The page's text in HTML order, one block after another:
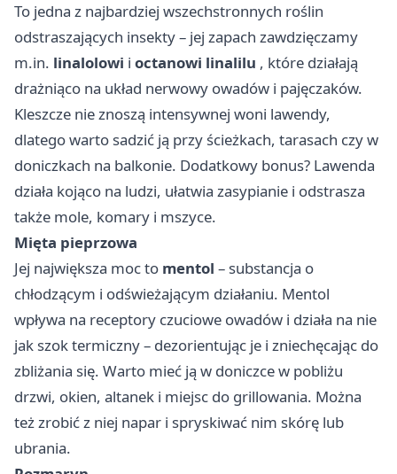
To jedna z najbardziej wszechstronnych roślin
odstraszających insekty – jej zapach zawdzięczamy
m.in. linalolowi i octanowi linalilu , które działają
drażniąco na układ nerwowy owadów i pajęczaków.
Kleszcze nie znoszą intensywnej woni lawendy,
dlatego warto sadzić ją przy ścieżkach, tarasach czy w
doniczkach na balkonie. Dodatkowy bonus? Lawenda
działa kojąco na ludzi, ułatwia zasypianie i odstrasza
także mole, komary i mszyce.
Mięta pieprzowa
Jej największa moc to mentol – substancja o
chłodzącym i odświeżającym działaniu. Mentol
wpływa na receptory czuciowe owadów i działa na nie
jak szok termiczny – dezorientując je i zniechęcając do
zbliżania się. Warto mieć ją w doniczce w pobliżu
drzwi, okien, altanek i miejsc do grillowania. Można
też zrobić z niej napar i spryskiwać nim skórę lub
ubrania.